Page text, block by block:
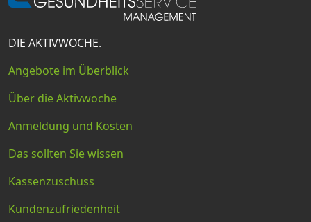
DIE AKTIVWOCHE.
Angebote im Überblick
Über die Aktivwoche
Anmeldung und Kosten
Das sollten Sie wissen
Kassenzuschuss
Kundenzufriedenheit